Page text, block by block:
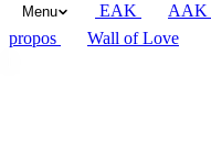
Menu EAK AAK
propos
Wall of Love